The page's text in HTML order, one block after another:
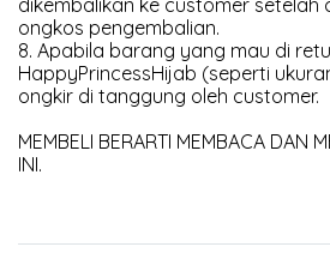
dikembalikan ke customer
ongkos pengembalian.
8. Apabila barang yang mau di
HappyPrincessHijab (seperti
ongkir di tanggung oleh customer.
MEMBELI BERARTI MEMBACA DAN
INI.